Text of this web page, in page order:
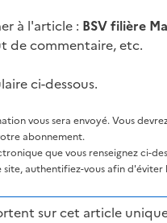
à l'article : BSV filière
de commentaire, etc.
ci-dessous.
vous sera envoyé. Vous
abonnement.
que vous renseignez ci-
site, authentifiez-vous afin
sur cet article